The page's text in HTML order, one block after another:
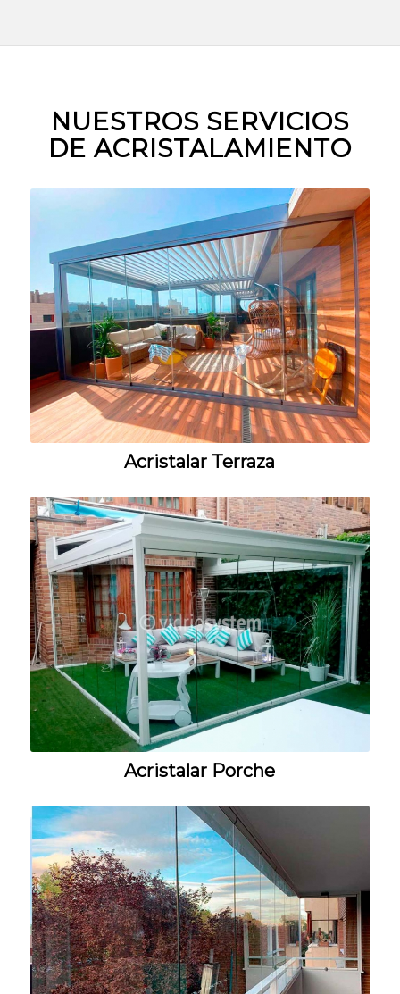
NUESTROS SERVICIOS
DE ACRISTALAMIENTO
Acristalar Terraza
Acristalar Porche